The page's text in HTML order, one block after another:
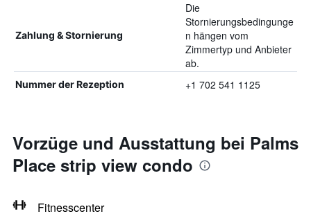
Zahlung & Stornierung
Die
Stornierungsbedingunge
n hängen vom
Zimmertyp und Anbieter
ab.
Nummer der Rezeption +1 702 541 1125
Vorzüge und Ausstattung bei Palms
Place strip view condo
Fitnesscenter